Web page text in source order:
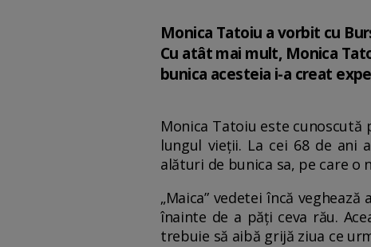
Monica Tatoiu a vorbit cu
Cu atât mai mult, Monica
bunica acesteia i-a creat
Monica Tatoiu este cunoscută
lungul vieții. La cei 68 de ani
alături de bunica sa, pe care o
„Maica” vedetei încă
înainte de a păți ceva rău.
trebuie să aibă grijă ziua ce